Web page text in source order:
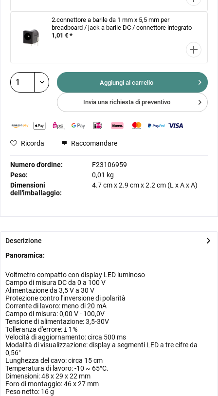
2.connettore a barile da 1 mm x 5,5 mm per
breadboard / jack a barile DC / connettore integrato
1,01 € *
Aggiungi al carrello
Invia una richiesta di preventivo
Ricorda Raccomandare
Numero d'ordine:
F23106959
Peso:
0,01 kg
Dimensioni
dell'imballaggio:
4.7 cmx2.9 cmx2.2 cm (L x A x A)
Descrizione
Panoramica:
Voltmetro compatto con display LED luminoso
Campo di misura DC da 0 a 100 V
Alimentazione da 3,5 V a 30 V
Protezione contro l'inversione di polarità
Corrente di lavoro: meno di 20 mA
Campo di misura: 0,00 V - 100,0V
Tensione di alimentazione: 3,5-30V
Tolleranza d'errore: ± 1%
Velocità di aggiornamento: circa 500 ms
Modalità di visualizzazione: display a segmenti LED a tre cifre da
0,56"
Lunghezza del cavo: circa 15 cm
Temperatura di lavoro: -10 ~ 65°C.
Dimensioni: 48 x 29 x 22 mm
Foro di montaggio: 46 x 27 mm
Peso netto: 16 g